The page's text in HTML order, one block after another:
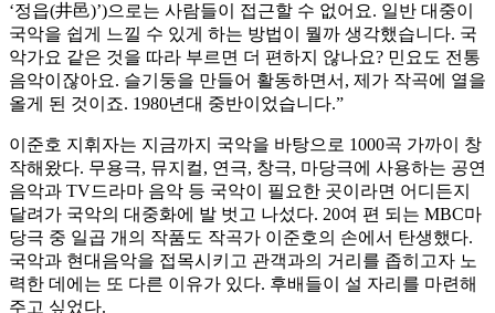
‘정읍(井邑)’)으로는 사람들이 접근할 수 없어요. 일반 대중이
국악을 쉽게 느낄 수 있게 하는 방법이 뭘까 생각했습니다. 국
악가요 같은 것을 따라 부르면 더 편하지 않나요? 민요도 전통
음악이잖아요. 슬기둥을 만들어 활동하면서, 제가 작곡에 열을
올게 된 것이죠. 1980년대 중반이었습니다.”
이준호 지휘자는 지금까지 국악을 바탕으로 1000곡 가까이 창
작해왔다. 무용극, 뮤지컬, 연극, 창극, 마당극에 사용하는 공연
음악과 TV드라마 음악 등 국악이 필요한 곳이라면 어디든지
달려가 국악의 대중화에 발 벗고 나섰다. 20여 편 되는 MBC마
당극 중 일곱 개의 작품도 작곡가 이준호의 손에서 탄생했다.
국악과 현대음악을 접목시키고 관객과의 거리를 좁히고자 노
력한 데에는 또 다른 이유가 있다. 후배들이 설 자리를 마련해
주고 싶었다.